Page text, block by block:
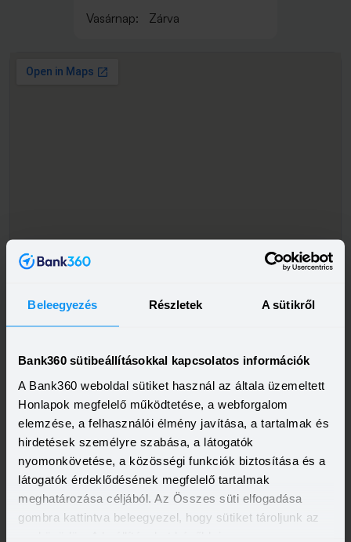
Beleegyezés Részletek A sütikről
Bank360 sütibeállításokkal kapcsolatos információk
A Bank360 weboldal sütiket használ az általa üzemeltett
Honlapok megfelelő működtetése, a webforgalom
elemzése, a felhasználói élmény javítása, a tartalmak és
hirdetések személyre szabása, a látogatók
nyomonkövetése, a közösségi funkciók biztosítása és a
látogatók érdeklődésének megfelelő tartalmak
meghatározása céljából. Az Összes süti elfogadása
gombra kattintva beleegyezel, hogy sütiket tároljunk az
Vasárnap:
Zárva